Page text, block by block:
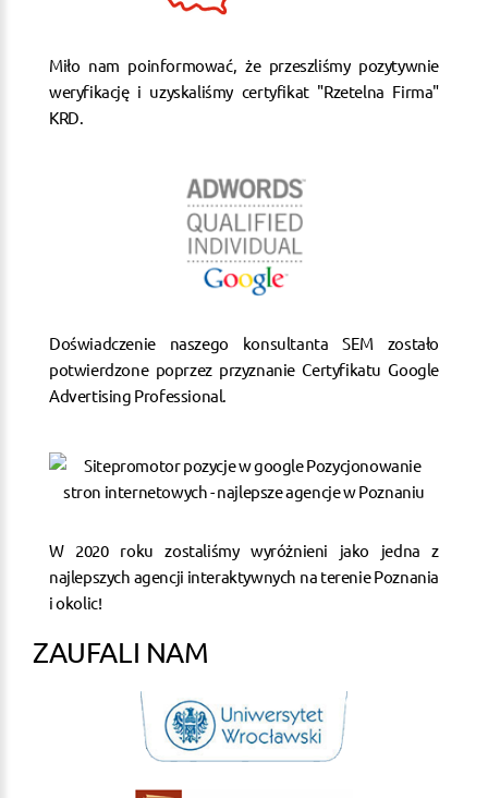
Miło nam poinformować, że przeszliśmy pozytywnie
weryfikację i uzyskaliśmy certyfikat "Rzetelna Firma"
KRD.
Doświadczenie naszego konsultanta SEM zostało
potwierdzone poprzez przyznanie Certyfikatu Google
Advertising Professional.
W 2020 roku zostaliśmy wyróżnieni jako jedna z
najlepszych agencji interaktywnych na terenie Poznania
i okolic!
ZAUFALI NAM